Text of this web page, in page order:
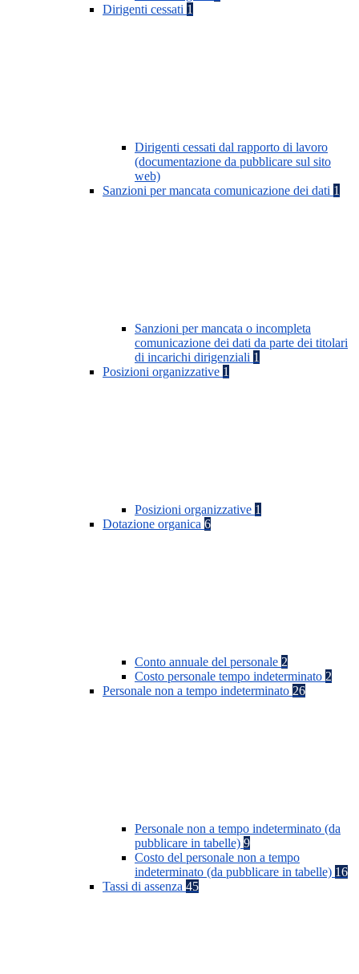
Dirigenti cessati 1
Dirigenti cessati dal rapporto di lavoro
(documentazione da pubblicare sul sito
web)
Sanzioni per mancata comunicazione dei dati 1
Sanzioni per mancata o incompleta
comunicazione dei dati da parte dei titolari
di incarichi dirigenziali 1
Posizioni organizzative 1
Posizioni organizzative 1
Dotazione organica 6
Conto annuale del personale 2
Costo personale tempo indeterminato 2
Personale non a tempo indeterminato 26
Personale non a tempo indeterminato (da
pubblicare in tabelle) 9
Costo del personale non a tempo
indeterminato (da pubblicare in tabelle) 16
Tassi di assenza 45